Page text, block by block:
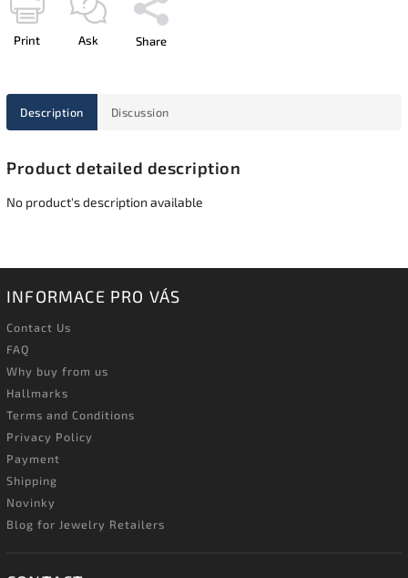
Print Ask Share
Description Discussion
Product detailed description
No product's description available
INFORMACE PRO VÁS
Contact Us
FAQ
Why buy from us
Hallmarks
Terms and Conditions
Privacy Policy
Payment
Shipping
Novinky
Blog for Jewelry Retailers